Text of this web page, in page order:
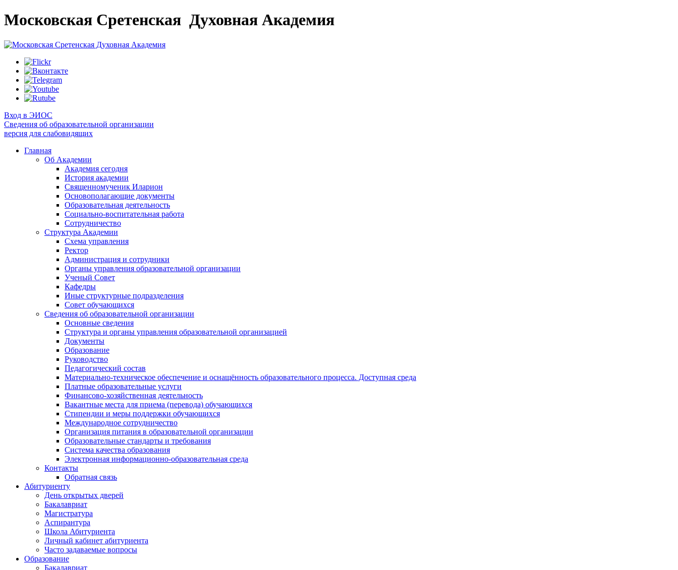
Московская Сретенская Духовная Академия
Вход в ЭИОС
Сведения об образовательной организации
версия для слабовидящих
Главная
Об Академии
Академия сегодня
История академии
Священномученик Иларион
Основополагающие документы
Образовательная деятельность
Социально-воспитательная работа
Сотрудничество
Структура Академии
Схема управления
Ректор
Администрация и сотрудники
Органы управления образовательной организации
Ученый Совет
Кафедры
Иные структурные подразделения
Совет обучающихся
Сведения об образовательной организации
Основные сведения
Структура и органы управления образовательной организацией
Документы
Образование
Руководство
Педагогический состав
Материально-техническое обеспечение и оснащённость образовательного процесса. Доступная среда
Платные образовательные услуги
Финансово-хозяйственная деятельность
Вакантные места для приема (перевода) обучающихся
Стипендии и меры поддержки обучающихся
Международное сотрудничество
Организация питания в образовательной организации
Образовательные стандарты и требования
Система качества образования
Электронная информационно-образовательная среда
Контакты
Обратная связь
Абитуриенту
День открытых дверей
Бакалавриат
Магистратура
Аспирантура
Школа Абитуриента
Личный кабинет абитуриента
Часто задаваемые вопросы
Образование
Бакалавриат